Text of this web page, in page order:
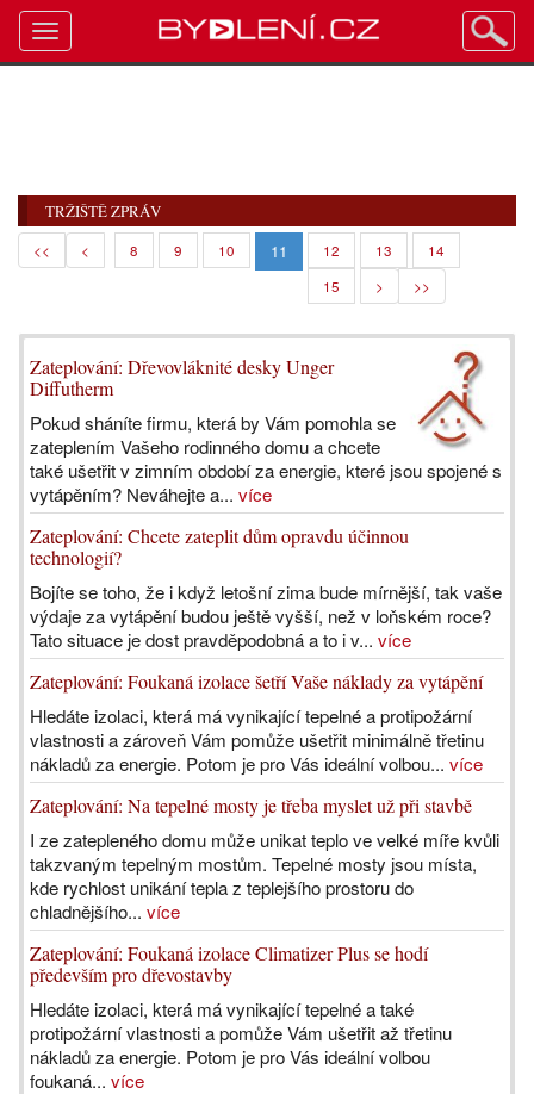
TRŽIŠTĚ ZPRÁV
<< < 8 9 10 11 12 13
14
15
> >>
Zateplování: Dřevovláknité desky Unger
Diffutherm
Pokud sháníte firmu, která by Vám pomohla se
zateplením Vašeho rodinného domu a chcete
také ušetřit v zimním období za energie, které jsou spojené s
vytápěním? Neváhejte a... více
Zateplování: Chcete zateplit dům opravdu účinnou
technologií?
Bojíte se toho, že i když letošní zima bude mírnější, tak vaše
výdaje za vytápění budou ještě vyšší, než v loňském roce?
Tato situace je dost pravděpodobná a to i v... více
Zateplování: Foukaná izolace šetří Vaše náklady za vytápění
Hledáte izolaci, která má vynikající tepelné a protipožární
vlastnosti a zároveň Vám pomůže ušetřit minimálně třetinu
nákladů za energie. Potom je pro Vás ideální volbou... více
Zateplování: Na tepelné mosty je třeba myslet už při stavbě
I ze zatepleného domu může unikat teplo ve velké míře kvůli
takzvaným tepelným mostům. Tepelné mosty jsou místa,
kde rychlost unikání tepla z teplejšího prostoru do
chladnějšího... více
Zateplování: Foukaná izolace Climatizer Plus se hodí
především pro dřevostavby
Hledáte izolaci, která má vynikající tepelné a také
protipožární vlastnosti a pomůže Vám ušetřit až třetinu
nákladů za energie. Potom je pro Vás ideální volbou
foukaná... více
Toggle
navigation